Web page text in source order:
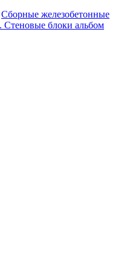
Сборные железобетонные
блоки альбом